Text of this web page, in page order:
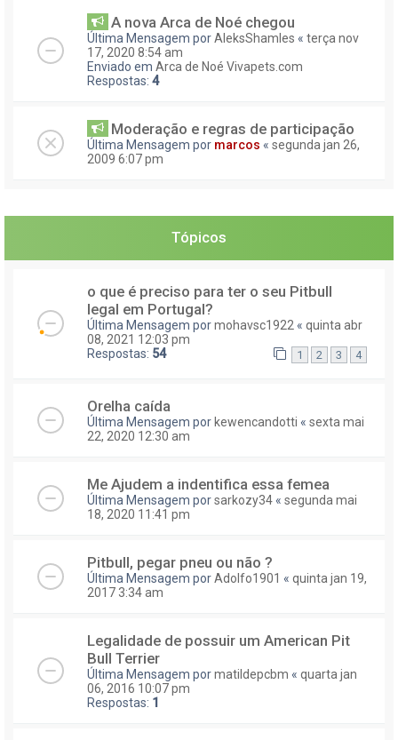
A nova Arca de Noé chegou
Última Mensagem porAleksShamles « terça nov
17, 2020 8:54 am
Enviado em Arca de Noé Vivapets.com
Respostas: 4
Moderação e regras de participação
Última Mensagem por marcos « segunda jan 26,
2009 6:07 pm
Tópicos
o que é preciso para ter o seu Pitbull
legal em Portugal?
Última Mensagem pormohavsc1922 « quinta abr
08, 2021 12:03 pm
Respostas: 54 1 2 3 4
Orelha caída
Última Mensagem por kewencandotti « sexta mai
22, 2020 12:30 am
Me Ajudem a indentifica essa femea
Última Mensagem porsarkozy34 « segunda mai
18, 2020 11:41 pm
Pitbull, pegar pneu ou não ?
Última Mensagem porAdolfo1901 « quinta jan 19,
2017 3:34 am
Legalidade de possuir um American Pit
Bull Terrier
Última Mensagem pormatildepcbm « quarta jan
06, 2016 10:07 pm
Respostas: 1